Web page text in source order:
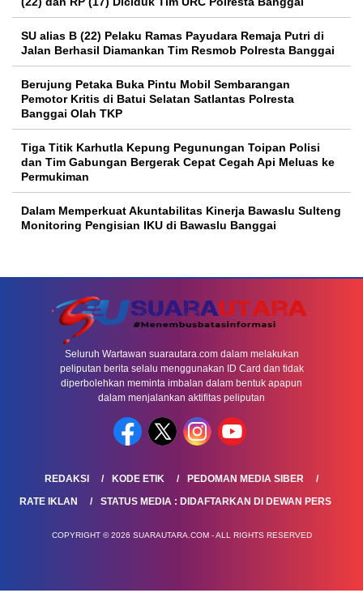
SU alias B (22) Pelaku Ramas Payudara Remaja Putri di
Jalan Berhasil Diamankan Tim Resmob Polresta Banggai
Berujung Petaka Buka Pintu Mobil Sembarangan
Pemotor Kritis di Batui Selatan Satlantas Polresta
Banggai Olah TKP
Tiga Titik Karhutla Kepung Pegunungan Toipan Polisi
dan Tim Gabungan Bergerak Cepat Cegah Api Meluas ke
Permukiman
Dalam Memperkuat Akuntabilitas Kinerja Bawaslu Sulteng
Monitoring Pengisian IKU di Bawaslu Banggai
Seluruh Wartawan suarautara.com dalam melakukan
peliputan berita selalu menggunakan ID Card dan tidak
diperbolehkan meminta imbalan dalam bentuk apapun
dalam menjalankan aktifitas peliputan
REDAKSI KODE ETIK
PEDOMAN MEDIA SIBER
RATE IKLAN
STATUS MEDIA : DIDAFTARKAN DI DEWAN PERS
COPYRIGHT © 2026 SUARAUTARA.COM - ALL RIGHTS RESERVED